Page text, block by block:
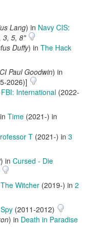
Lang) in Navy CIS:
3, 5, 8"
Duffy) in The Hack
Paul Goodwin) in
2026)]
FBI: International (2022-
Time (2021-) in
T (2021-) in 3
) in Cursed - Die
The Witcher (2019-) in 2
Spy (2011-2012)
) in Death in Paradise